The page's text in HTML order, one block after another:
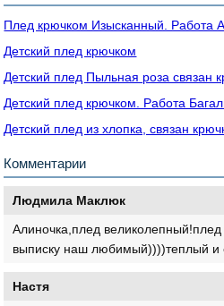
Плед крючком Изысканный. Работа
Детский плед крючком
Детский плед Пыльная роза связан
Детский плед крючком. Работа
Детский плед из хлопка, связан
Комментарии
Людмила Маклюк
Алиночка,плед
выписку наш любимый))))теплый и
Настя